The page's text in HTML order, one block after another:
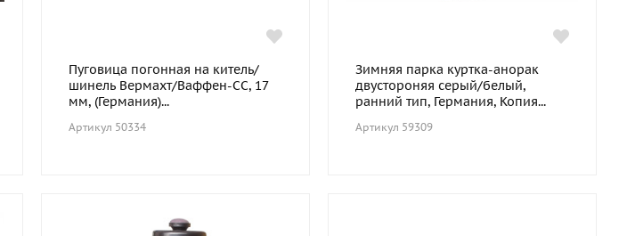
Пуговица погонная на китель/
шинель Вермахт/Ваффен-СС, 17
мм, (Германия)...
Артикул 50334
Зимняя парка куртка-анорак
двустороняя серый/белый,
ранний тип, Германия, Копия...
Артикул 59309